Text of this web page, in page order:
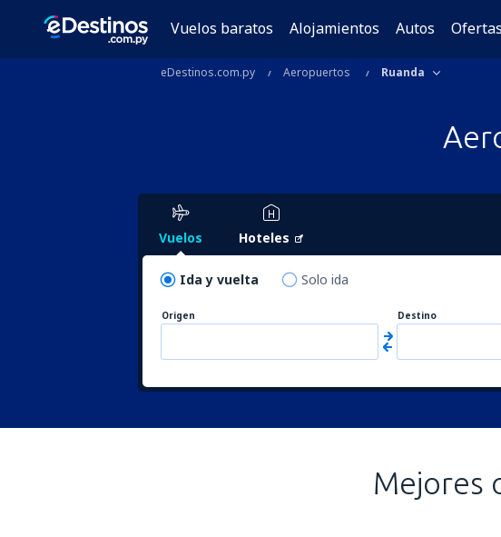
Vuelos baratos Alojamientos Autos Ofertas
eDestinos.com.py Aeropuertos Ruanda
Vuelos Hoteles
Ida y vuelta Solo ida
Origen Destino
Mejores